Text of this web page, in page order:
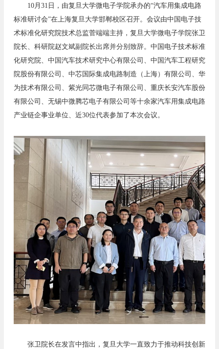
10月 31 日，由复旦大学微电子学院承办的“汽车用集成电路
标准研讨会”在上海复旦大学邯郸校区召开。会议由中国电子技
术标准化研究院技术总监菅端端主持，复旦大学微电子学院张卫
院长、科研院赵文斌副院长出席并分别致辞。中国电子技术标准
化研究院、中国汽车技术研究中心有限公司、中国汽车工程研究
院股份有限公司、中芯国际集成电路制造（上海）有限公司、华
为技术有限公司、紫光同芯微电子有限公司、重庆长安汽车股份
有限公司、无锡中微腾芯电子有限公司等十余家汽车用集成电路
产业链企事业单位、近30位代表参加了本次会议。
张卫院长在发言中指出， 复旦大学一直致力于推动科技创新